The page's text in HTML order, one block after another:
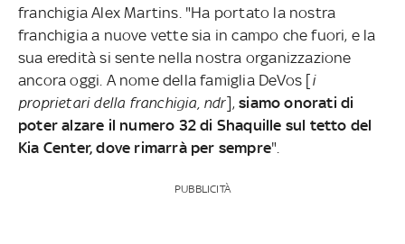
franchigia Alex Martins. "Ha portato la nostra
franchigia a nuove vette sia in campo che fuori, e la
sua eredità si sente nella nostra organizzazione
ancora oggi. A nome della famiglia DeVos [i
proprietari della franchigia, ndr],siamo onorati di
poter alzare il numero 32 di Shaquille sul tetto del
Kia Center, dove rimarrà per sempre".
PUBBLICITÀ